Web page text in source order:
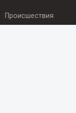
Происшествия